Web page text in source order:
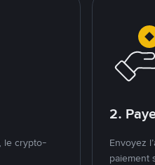
le crypto-
2.
Envoyez
paiement